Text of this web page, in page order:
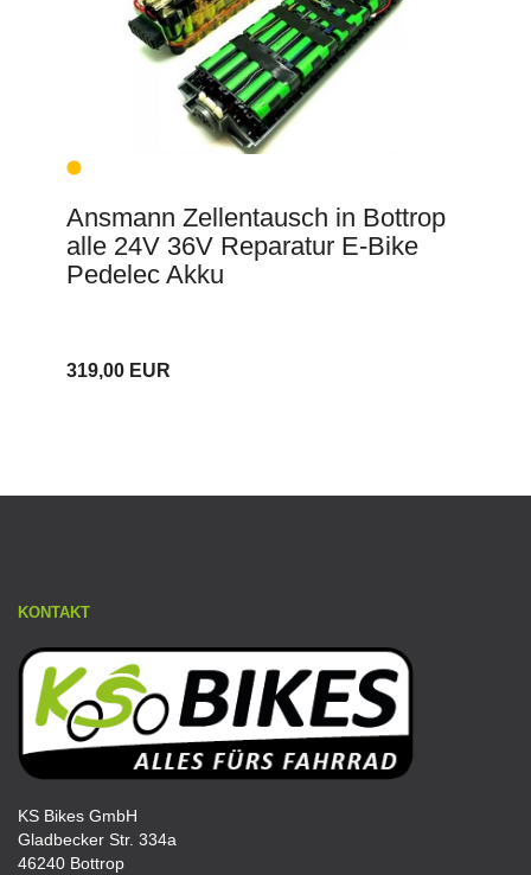
Ansmann Zellentausch in Bottrop
alle 24V 36V Reparatur E-Bike
Pedelec Akku
319,00 EUR
KONTAKT
KS Bikes GmbH
Gladbecker Str. 334a
46240 Bottrop